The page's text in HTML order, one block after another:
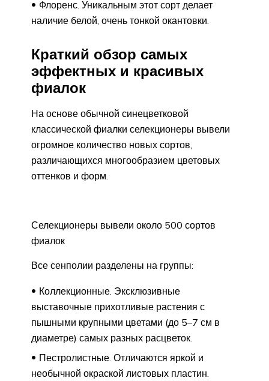
Флоренс. Уникальным этот сорт делает
наличие белой, очень тонкой окантовки.
Краткий обзор самых
эффектных и красивых
фиалок
На основе обычной синецветковой
классической фиалки селекционеры вывели
огромное количество новых сортов,
различающихся многообразием цветовых
оттенков и форм.
Селекционеры вывели около 500 сортов
фиалок
Все сенполии разделены на группы:
Коллекционные. Эксклюзивные
выставочные прихотливые растения с
пышными крупными цветами (до 5–7 см в
диаметре) самых разных расцветок.
Пестролистные. Отличаются яркой и
необычной окраской листовых пластин.